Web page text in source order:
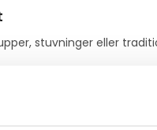
stuvninger eller
Vores fiskeboller
cremet karrygryde